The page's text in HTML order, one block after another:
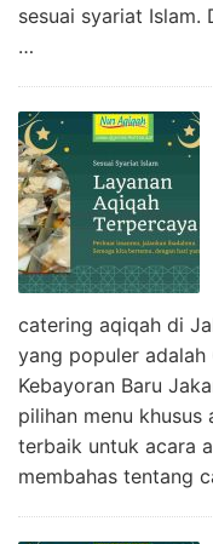
sesuai syariat Islam.
…
catering aqiqah di
yang populer adalah
Kebayoran Baru
pilihan menu
terbaik untuk acara
membahas tentang